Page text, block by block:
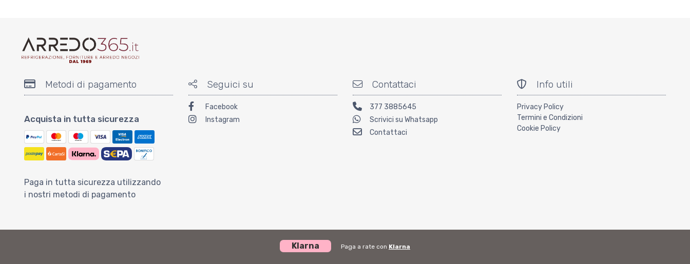
Metodi di pagamento
Acquista in tutta sicurezza
Paga in tutta sicurezza utilizzando
i nostri metodi di pagamento
Seguici su
Facebook
Instagram
Contattaci
377 3885645
Scrivici su Whatsapp
Contattaci
Info utili
Privacy Policy
Termini e Condizioni
Cookie Policy
Klarna Paga a rate con Klarna